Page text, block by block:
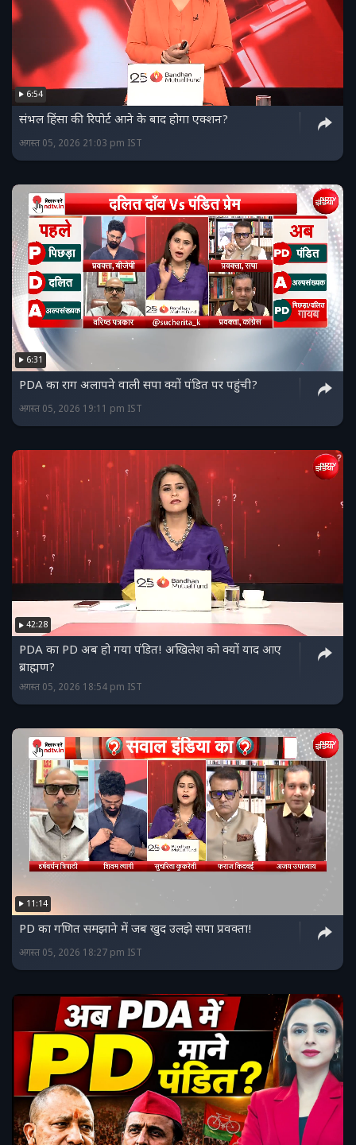
6:54
संभल हिंसा की रिपोर्ट आने के बाद होगा एक्शन?
अगस्त 05, 2026 21:03 pm IST
6:31
PDA का राग अलापने वाली सपा क्यों पंडित पर पहुंची?
अगस्त 05, 2026 19:11 pm IST
42:28
PDA का PD अब हो गया पंडित! अखिलेश को क्यों याद आए
ब्राह्मण?
अगस्त 05, 2026 18:54 pm IST
11:14
PD का गणित समझाने में जब खुद उलझे सपा प्रवक्ता!
अगस्त 05, 2026 18:27 pm IST